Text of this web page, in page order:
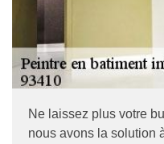
Ne laissez plus votre
nous avons la solution